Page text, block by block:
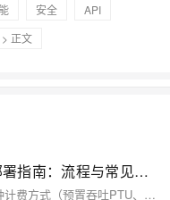
安全
API
> 正文
阿里云百炼大模型服务平台模型部署指南：流程与常见问题
阿里云百炼大模型部署流程参考，涵盖三种计费方式（预置吞吐PTU、模型单元、Token用量）的对比与适用场景，本文说明了各计费模式的费用计算、扩缩容规则及产品约束。部署后可通过OpenAI兼容接口、DashScope及Assistant SDK调用，并提供了代码示例。文章还解答了自有模型上传、权限不足、计费切换等常见问题。此外，2026年阿里云推出多项AI优惠：Qwen3.7-Max限时5折、HappyHorse视频模型8折、Token Plan多档套餐，以及轻量应用服务器38元/年起等云产品普惠权益，助力用户低成本落地AI应用。